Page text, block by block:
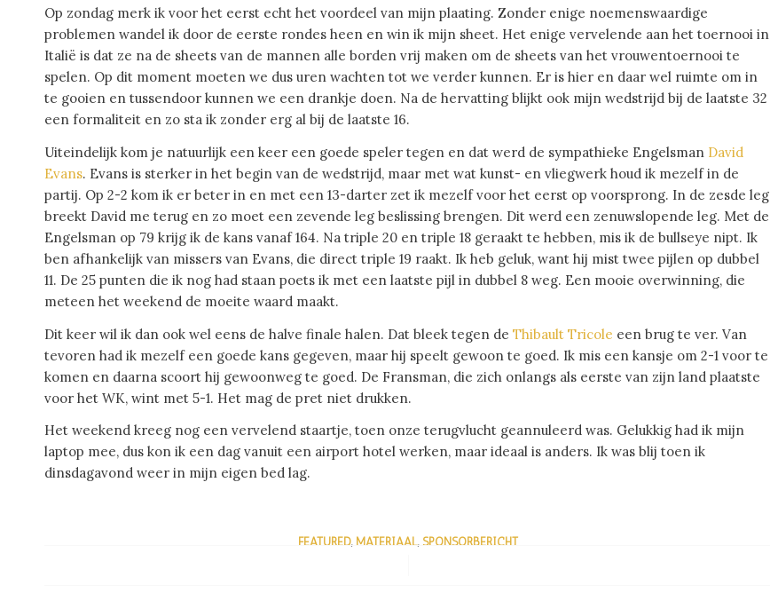
Op zondag merk ik voor het eerst echt het voordeel van mijn plaating. Zonder enige noemenswaardige
problemen wandel ik door de eerste rondes heen en win ik mijn sheet. Het enige vervelende aan het toernooi in
Italië is dat ze na de sheets van de mannen alle borden vrij maken om de sheets van het vrouwentoernooi te
spelen. Op dit moment moeten we dus uren wachten tot we verder kunnen. Er is hier en daar wel ruimte om in
te gooien en tussendoor kunnen we een drankje doen. Na de hervatting blijkt ook mijn wedstrijd bij de laatste 32
een formaliteit en zo sta ik zonder erg al bij de laatste 16.
Uiteindelijk kom je natuurlijk een keer een goede speler tegen en dat werd de sympathieke Engelsman David
Evans. Evans is sterker in het begin van de wedstrijd, maar met wat kunst- en vliegwerk houd ik mezelf in de
partij. Op 2-2 kom ik er beter in en met een 13-darter zet ik mezelf voor het eerst op voorsprong. In de zesde leg
breekt David me terug en zo moet een zevende leg beslissing brengen. Dit werd een zenuwslopende leg. Met de
Engelsman op 79 krijg ik de kans vanaf 164. Na triple 20 en triple 18 geraakt te hebben, mis ik de bullseye nipt. Ik
ben afhankelijk van missers van Evans, die direct triple 19 raakt. Ik heb geluk, want hij mist twee pijlen op dubbel
11. De 25 punten die ik nog had staan poets ik met een laatste pijl in dubbel 8 weg. Een mooie overwinning, die
meteen het weekend de moeite waard maakt.
Dit keer wil ik dan ook wel eens de halve finale halen. Dat bleek tegen de Thibault Tricole een brug te ver. Van
tevoren had ik mezelf een goede kans gegeven, maar hij speelt gewoon te goed. Ik mis een kansje om 2-1 voor te
komen en daarna scoort hij gewoonweg te goed. De Fransman, die zich onlangs als eerste van zijn land plaatste
voor het WK, wint met 5-1. Het mag de pret niet drukken.
Het weekend kreeg nog een vervelend staartje, toen onze terugvlucht geannuleerd was. Gelukkig had ik mijn
laptop mee, dus kon ik een dag vanuit een airport hotel werken, maar ideaal is anders. Ik was blij toen ik
dinsdagavond weer in mijn eigen bed lag.
FEATURED, MATERIAAL, SPONSORBERICHT